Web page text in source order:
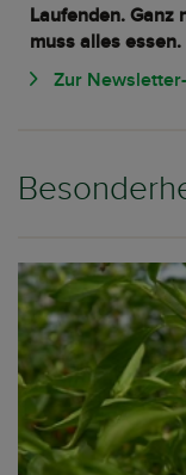
Laufenden. Ganz
muss alles essen.
Zur